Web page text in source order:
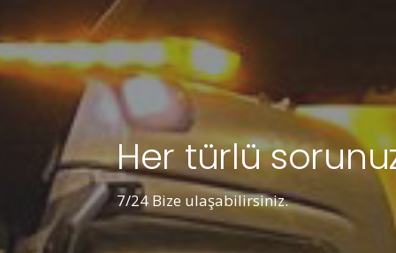
Her türlü
7/24 Bize ulaşabilirsiniz.